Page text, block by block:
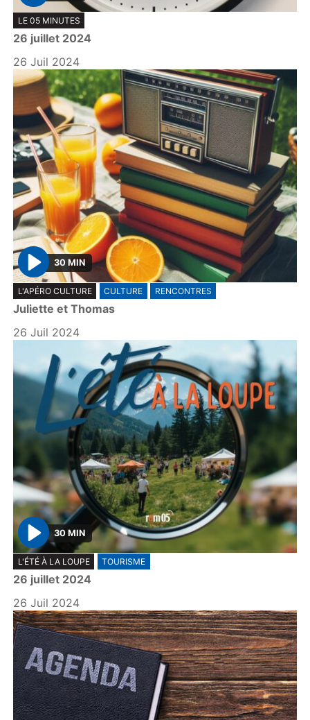
P
l
a
y
LE 05 MINUTES
26 juillet 2024
26 Juil 2024
P
l
a
y
30 MIN
L'APÉRO CULTURE CULTURE RENCONTRES
Juliette et Thomas
26 Juil 2024
P
l
a
y
30 MIN
L'ÉTÉ À LA LOUPE TOURISME
26 juillet 2024
26 Juil 2024